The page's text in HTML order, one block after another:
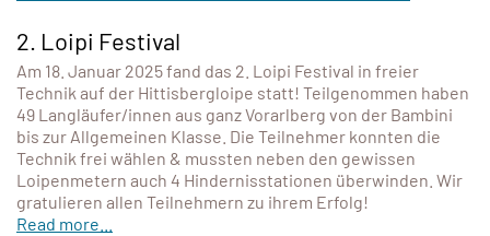
2. Loipi Festival
Am 18. Januar 2025 fand das 2. Loipi Festival in freier
Technik auf der Hittisbergloipe statt! Teilgenommen haben
49 Langläufer/innen aus ganz Vorarlberg von der Bambini
bis zur Allgemeinen Klasse. Die Teilnehmer konnten die
Technik frei wählen & mussten neben den gewissen
Loipenmetern auch 4 Hindernisstationen überwinden. Wir
gratulieren allen Teilnehmern zu ihrem Erfolg!
Read more...